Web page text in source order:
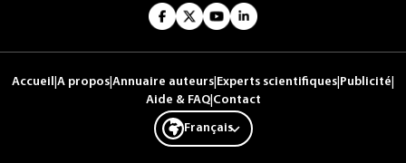
Accueil A propos Annuaire auteurs Experts scientifiques Publicité
Aide & FAQ| Contact
Français